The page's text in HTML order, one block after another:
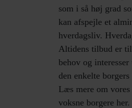
som i så høj grad
kan afspejle et
hverdagsliv.
Altidens tilbud er
behov og interesser
den enkelte
Læs mere om
voksne borgere her.